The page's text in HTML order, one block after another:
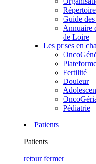
Guide
Annuaire
de Loire
Les prises en
Fertilité
Douleur
Pédiatrie
Patients
Patients
retour fermer